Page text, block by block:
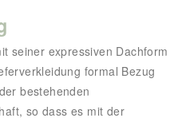
seiner expressiven Dachform
formal Bezug
bestehenden
so dass es mit der